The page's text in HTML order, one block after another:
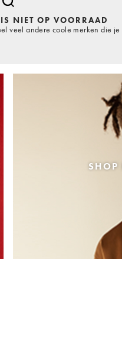
NIET OP VOORRAAD
veel andere coole merken die je
SHOP